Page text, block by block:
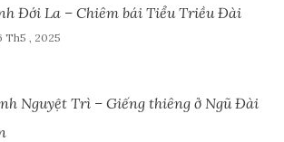
Đới La – Chiêm bái Tiểu Triều Đài
Th5 , 2025
Nguyệt Trì – Giếng thiêng ở Ngũ Đài